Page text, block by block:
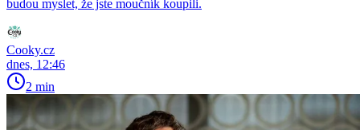
budou myslet, že jste moučník koupili.
Cooky.cz
dnes, 12:46
2 min